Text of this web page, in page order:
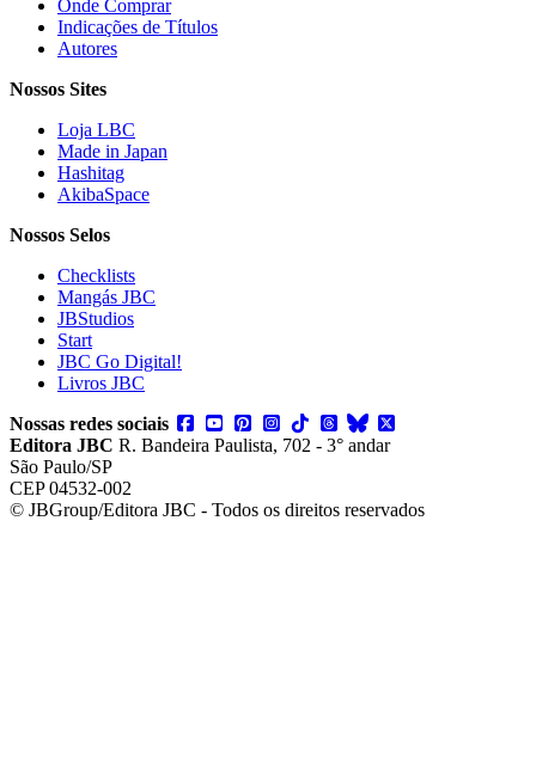
Onde Comprar
Indicações de Títulos
Autores
Nossos Sites
Loja LBC
Made in Japan
Hashitag
AkibaSpace
Nossos Selos
Checklists
Mangás JBC
JBStudios
Start
JBC Go Digital!
Livros JBC
Nossas redes sociais
Editora JBC R. Bandeira Paulista, 702 - 3° andar
São Paulo/SP
CEP 04532-002
© JBGroup/Editora JBC - Todos os direitos reservados